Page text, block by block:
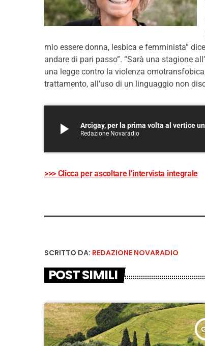
mio essere donna, lesbica e femminista”
andare di pari passo”. “Sarà una stagione
una legge contro la violenza
trattamento, all’uso di un linguaggio non
play_arrow Arcigay, per la prima volta al vertice
Redazione Novaradio
>>> Clicca per ascoltare l’intervista integrale
SCRITTO DA: REDAZIONE NOVARADIO
POST SIMILI